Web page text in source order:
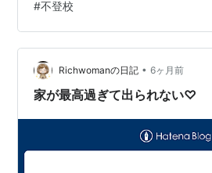
の中に冷蔵庫があり、ビールが冷や
しい。 マンションの下に格安スー
料やレトルト食品などを買いに行
は、私と同年代かそれ以上の男性ば
皆寂しそうに見える。 私もその1…
#不登校
Richwomanの日記 • 6ヶ月前
家が最高過ぎて出られない♡